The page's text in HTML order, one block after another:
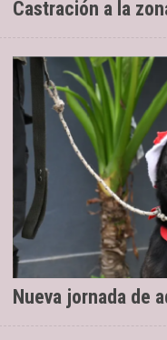
Castración a la
Nueva jornada de
02/12/2025 En la